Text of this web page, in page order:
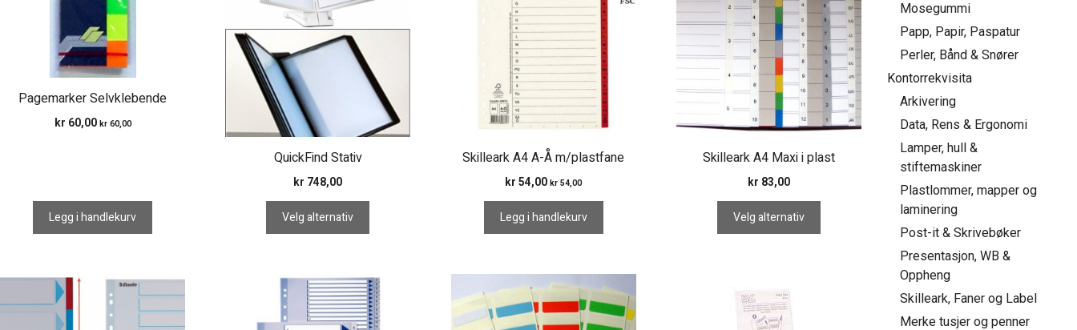
Pagemarker Selvklebende
kr 60,00 kr60,00
Legg i handlekurv
QuickFind Stativ
kr 748,00
Velg alternativ
varianter.
Alternativene
velges
produktsiden
Skilleark A4 A-Å m/plastfane
kr 54,00 kr 54,00
Legg i handlekurv
Skilleark A4 Maxi i plast
kr 83,00
Velg alternativ
flere
varianter.
Alternativene
velges
produktsiden
Dette
produktet
produktet
har
Mosegummi
Papp, Papir, Paspatur
Perler, Bånd & Snører
Kontorrekvisita
Arkivering
Data, Rens & Ergonomi
Lamper, hull &
stiftemaskiner
Plastlommer, mapper og
laminering
Post-it & Skrivebøker
Presentasjon, WB &
Oppheng
Skilleark, Faner og Label
Merke tusjer og penner